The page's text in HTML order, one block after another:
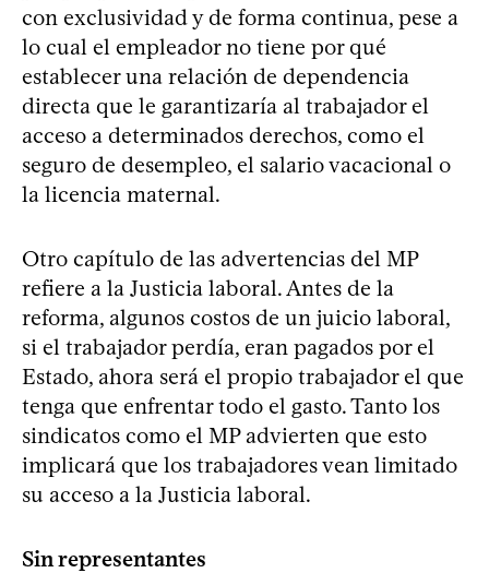
con exclusividad y de forma continua, pese a
lo cual el empleador no tiene por qué
establecer una relación de dependencia
directa que le garantizaría al trabajador el
acceso a determinados derechos, como el
seguro de desempleo, el salario vacacional o
la licencia maternal.
Otro capítulo de las advertencias del MP
refiere a la Justicia laboral. Antes de la
reforma, algunos costos de un juicio laboral,
si el trabajador perdía, eran pagados por el
Estado, ahora será el propio trabajador el que
tenga que enfrentar todo el gasto. Tanto los
sindicatos como el MP advierten que esto
implicará que los trabajadores vean limitado
su acceso a la Justicia laboral.
Sin representantes